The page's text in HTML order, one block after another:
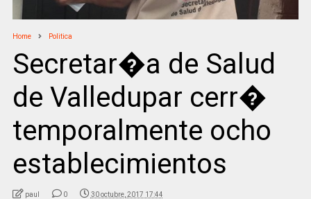
Home Politica
Secretar�a de Salud
de Valledupar cerr�
temporalmente ocho
establecimientos
paul 0 30 octubre, 2017 17:44